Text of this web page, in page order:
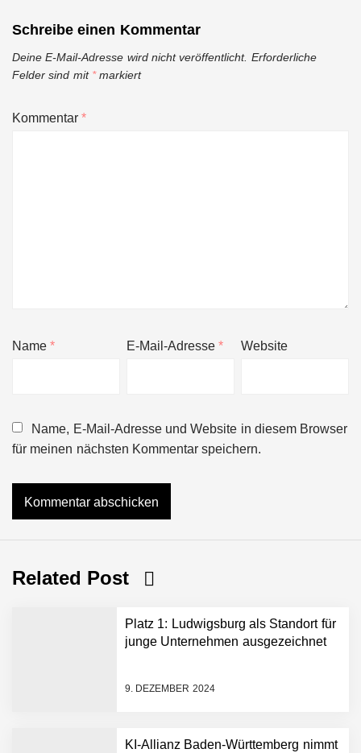
Schreibe einen Kommentar
Deine E-Mail-Adresse wird nicht veröffentlicht. Erforderliche
Felder sind mit *markiert
Kommentar*
Name* E-Mail-Adresse* Website
Name, E-Mail-Adresse und Website in diesem Browser
für meinen nächsten Kommentar speichern.
Related Post
Platz 1: Ludwigsburg als Standort für
junge Unternehmen ausgezeichnet
9. DEZEMBER 2024
KI-Allianz Baden-Württemberg nimmt